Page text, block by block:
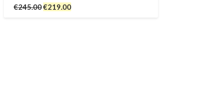
€245.00€219.00